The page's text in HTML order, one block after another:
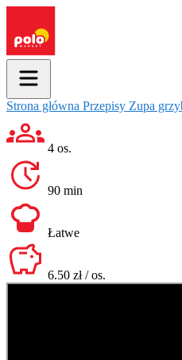
Strona główna Przepisy Zupa
4 os.
90 min
Łatwe
6.50 zł / os.